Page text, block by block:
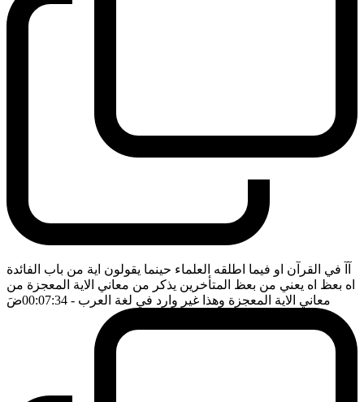
آآ في القرآن او فيما اطلقه العلماء حينما يقولون اية من باب الفائدة
اه بعظ اه يعني من بعظ المتأخرين يذكر من معاني الاية المعجزة من
معاني الاية المعجزة وهذا غير وارد في لغة العرب - 00:07:34 ضَ